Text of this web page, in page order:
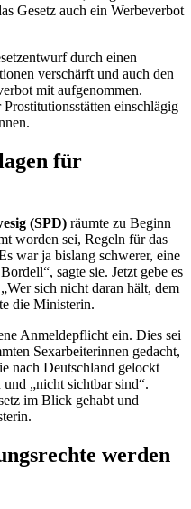
Gesetz auch ein Werbeverbot
durch einen
verschärft und auch den
mit aufgenommen.
einschlägig
für
(SPD) räumte zu Beginn
worden sei, Regeln für das
war ja bislang schwerer, eine
sagte sie. Jetzt gebe es
sich nicht daran hält, dem
die Ministerin.
Anmeldepflicht ein. Dies sei
Sexarbeiterinnen gedacht,
nach Deutschland gelockt
„nicht sichtbar sind“.
im Blick gehabt und
werden